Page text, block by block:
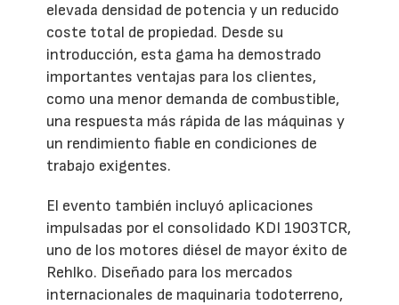
elevada densidad de potencia y un reducido
coste total de propiedad. Desde su
introducción, esta gama ha demostrado
importantes ventajas para los clientes,
como una menor demanda de combustible,
una respuesta más rápida de las máquinas y
un rendimiento fiable en condiciones de
trabajo exigentes.
El evento también incluyó aplicaciones
impulsadas por el consolidado KDI 1903TCR,
uno de los motores diésel de mayor éxito de
Rehlko. Diseñado para los mercados
internacionales de maquinaria todoterreno,